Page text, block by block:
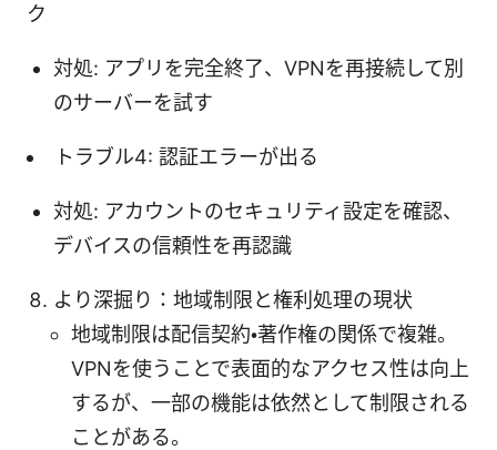
ク
対処: アプリを完全終了、VPNを再接続して別
のサーバーを試す
トラブル4: 認証エラーが出る
対処: アカウントのセキュリティ設定を確認、
デバイスの信頼性を再認識
より深掘り：地域制限と権利処理の現状
地域制限は配信契約・著作権の関係で複雑。
VPNを使うことで表面的なアクセス性は向上
するが、一部の機能は依然として制限される
ことがある。